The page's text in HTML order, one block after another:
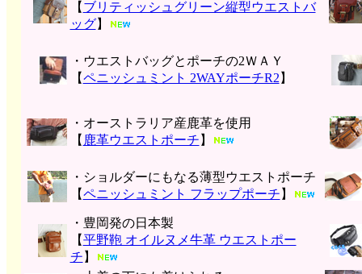
【 ブリティッシュグリーン縦型ウエストバ
ッグ】
・ウエストバッグとポーチの2ＷＡＹ
【ペニッシュミント 2WAYポーチR2 】
・オーストラリア産鹿革を使用
【 鹿革ウエストポーチ 】
・ショルダーにもなる薄型ウエストポーチ
【ペニッシュミント フラップポーチ 】
・豊岡発の日本製
【平野鞄 オイルヌメ牛革 ウエストポー
チ 】